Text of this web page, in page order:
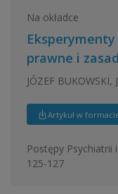
Na okładce
prawne i
JÓZEF BUKOWSKI,
Artykuł w
Postępy Psychiatrii
125-127